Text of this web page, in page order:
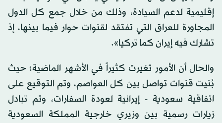
إقليمية لدعم السيادة، وذلك من خلال جمع كل الدول
المجاورة للعراق التي تفتقد لقنوات حوار فيما بينها، إذ
تشارك فيه إيران كما تركيا».
والحال أن الأمور تغيرت كثيراً في الأشهر الماضية؛ حيث
بُنيت قنوات تواصل بين كل العواصم، وتم التوقيع على
اتفاقية سعودية - إيرانية لعودة السفارات، وتم تبادل
زيارات رسمية بين وزيري خارجية المملكة السعودية